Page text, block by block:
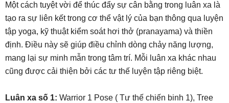
Một cách tuyệt vời để thúc đẩy sự cân bằng trong luân xa là
tạo ra sự liên kết trong cơ thể vật lý của bạn thông qua luyện
tập yoga, kỹ thuật kiểm soát hơi thở (pranayama) và thiền
định. Điều này sẽ giúp điều chỉnh dòng chảy năng lượng,
mang lại sự minh mẫn trong tâm trí. Mỗi luân xa khác nhau
cũng được cải thiện bởi các tư thế luyện tập riêng biệt.
Luân xa số 1: Warrior 1 Pose ( Tư thế chiến binh 1), Tree